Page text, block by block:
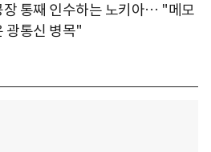
장 통째 인수하는 노키아… "메모
광통신 병목"